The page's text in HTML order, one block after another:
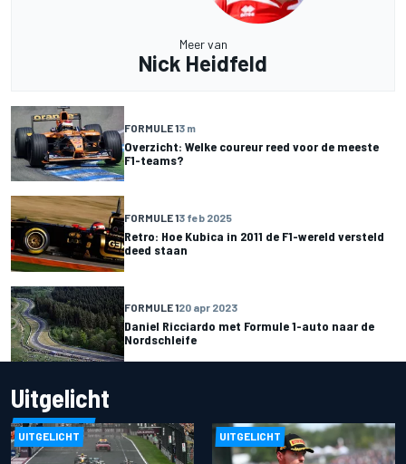
Meer van
Nick Heidfeld
FORMULE 13 m
Overzicht: Welke coureur reed voor de meeste
F1-teams?
FORMULE 13 feb 2025
Retro: Hoe Kubica in 2011 de F1-wereld versteld
deed staan
FORMULE 120 apr 2023
Daniel Ricciardo met Formule 1-auto naar de
Nordschleife
Uitgelicht
UITGELICHT UITGELICHT